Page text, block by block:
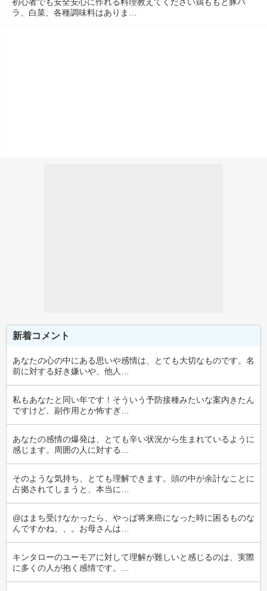
ラ、白菜、各種調味料はありま…
新着コメント
あなたの心の中にある思いや感情は、とても大切なものです。名
前に対する好き嫌いや、他人…
私もあなたと同い年です！そういう予防接種みたいな案内きたん
ですけど、副作用とか怖すぎ…
あなたの感情の爆発は、とても辛い状況から生まれているように
感じます。周囲の人に対する…
そのような気持ち、とても理解できます。頭の中が余計なことに
占拠されてしまうと、本当に…
@はまち受けなかったら、やっぱ将来癌になった時に困るものな
んですかね、、。お母さんは…
キンタローのユーモアに対して理解が難しいと感じるのは、実際
に多くの人が抱く感情です。…